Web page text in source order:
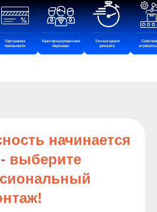
начинается
выберите